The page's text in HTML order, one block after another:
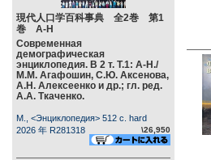
現代人口学百科事典 全2巻 第1
巻 А-Н
Современная
демографическая
энциклопедия. В 2 т. Т.1: А-Н./
М.М. Агафошин, С.Ю. Аксенова,
А.Н. Алексеенко и др.; гл. ред.
А.А. Ткаченко.
М., <Энциклопедия> 512 c. hard
2026 年 R281318
\26,950